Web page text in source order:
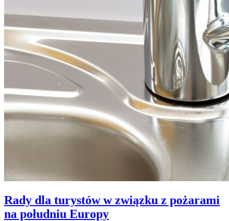
Rady dla turystów w związku z pożarami
na południu Europy